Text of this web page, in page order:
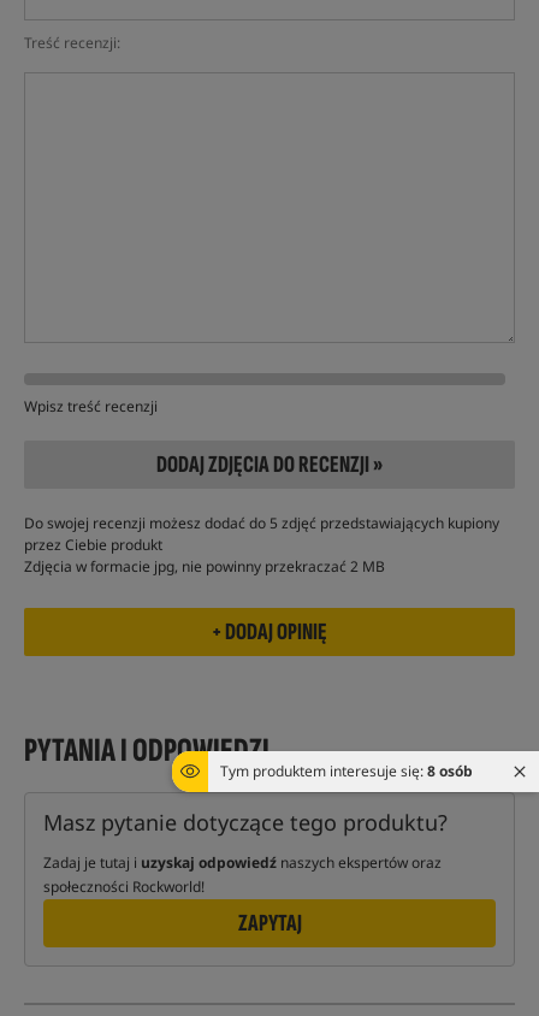
Tym produktem interesuje się:8 osób
Treść recenzji:
Wpisz treść recenzji
DODAJ ZDJĘCIA DO RECENZJI »
Do swojej recenzji możesz dodać do 5 zdjęć przedstawiających kupiony
przez Ciebie produkt
Zdjęcia w formacie jpg, nie powinny przekraczać 2 MB
PYTANIA I ODPOWIEDZI
Masz pytanie dotyczące tego produktu?
Zadaj je tutaj i uzyskaj odpowiedź naszych ekspertów oraz
społeczności Rockworld!
ZAPYTAJ